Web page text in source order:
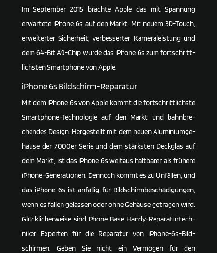
Im September 2015 brachte Apple das mit Span­nung
erwar­tete iPhone 6s auf den Markt. Mit neuem 3D-Touch,
erwei­terter Sicher­heit, verbes­serter Kame­ra­leis­tung und
dem 64-Bit A9-Chip wurde das iPhone 6s zum fort­schritt­
lichsten Smart­phone von Apple.
iPhone 6s Bildschirm-Reparatur
Mit dem iPhone 6s von Apple kommt die fort­schritt­lichste
Smart­phone-Tech­no­logie auf den Markt und bahn­bre­
chendes Design. Herge­stellt mit dem neuen Alumi­ni­um­ge­
häuse der 7000er Serie und dem stärksten Deck­glas auf
dem Markt, ist das iPhone 6s weitaus halt­barer als frühere
iPhone-Gene­ra­tionen. Dennoch kommt es zu Unfällen, und
das iPhone 6s ist anfällig für Bild­schirm­be­schä­di­gungen,
wenn es fallen gelassen oder ohne Gehäuse getragen wird.
Glück­li­cher­weise sind Phone Base Handy-Repa­ra­tur­tech­
niker Experten für die Repa­ratur von iPhone-6s-Bild­
schirmen. Geben Sie nicht ein Vermögen für den